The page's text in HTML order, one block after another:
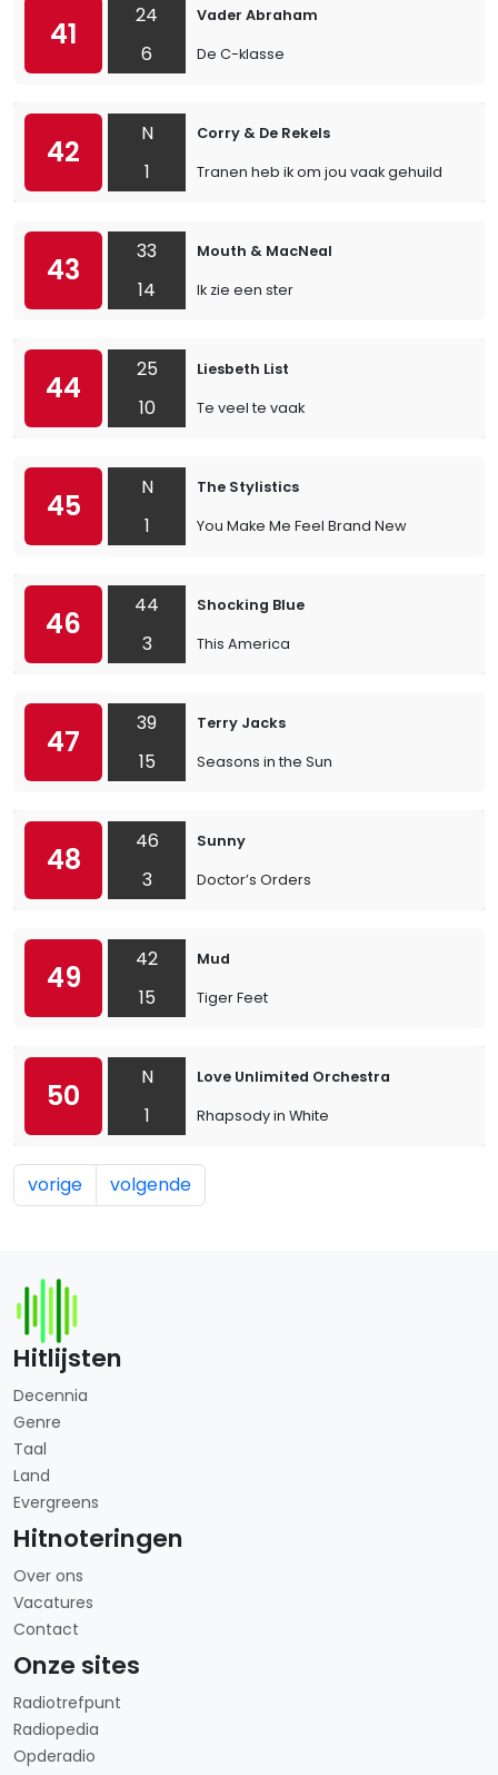
41
24
6
Vader Abraham
De C-klasse
42
N
1
Corry & De Rekels
Tranen heb ik om jou vaak gehuild
43
33
14
Mouth & MacNeal
Ik zie een ster
44
25
10
Liesbeth List
Te veel te vaak
45
N
1
The Stylistics
You Make Me Feel Brand New
46
44
3
Shocking Blue
This America
47
39
15
Terry Jacks
Seasons in the Sun
48
46
3
Sunny
Doctor’s Orders
49
42
15
Mud
Tiger Feet
50
N
1
Love Unlimited Orchestra
Rhapsody in White
vorige volgende
Hitlijsten
Decennia
Genre
Taal
Land
Evergreens
Hitnoteringen
Over ons
Vacatures
Contact
Onze sites
Radiotrefpunt
Radiopedia
Opderadio